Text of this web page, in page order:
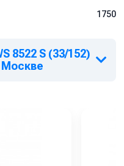
1750
8522 S (33/152)
Москве